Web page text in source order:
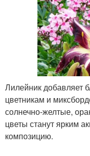
Лилейник добавляет
цветникам и
солнечно-желтые,
цветы станут ярким
композицию.